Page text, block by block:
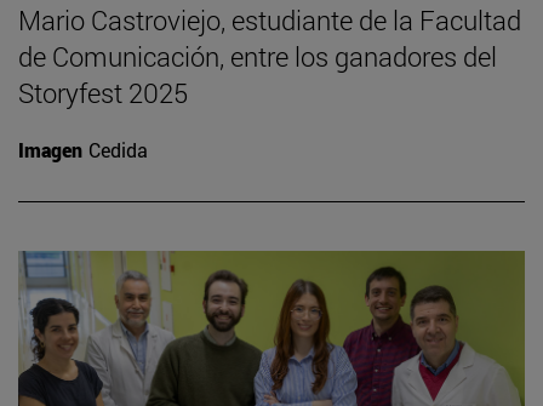
Mario Castroviejo, estudiante de la Facultad
de Comunicación, entre los ganadores del
Storyfest 2025
Imagen Cedida